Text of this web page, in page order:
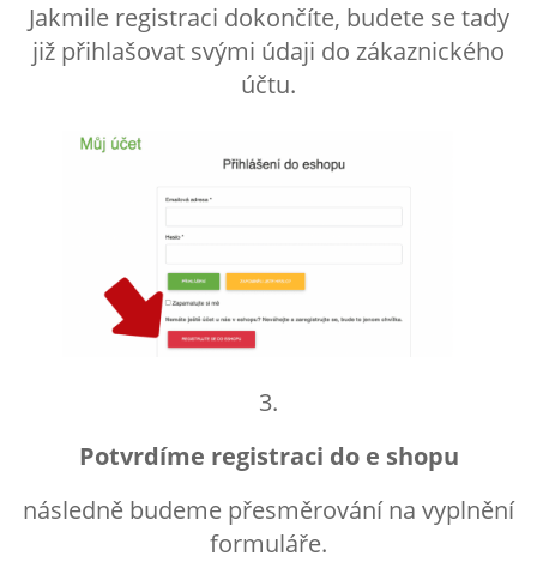
Jakmile registraci dokončíte, budete se tady
již přihlašovat svými údaji do zákaznického
účtu.
3.
Potvrdíme registraci do e shopu
následně budeme přesměrování na vyplnění
formuláře.